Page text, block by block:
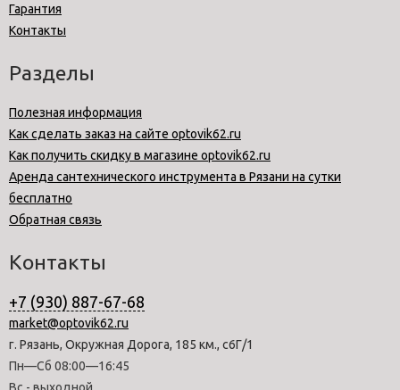
Гарантия
Контакты
Разделы
Полезная информация
Как сделать заказ на сайте optovik62.ru
Как получить скидку в магазине optovik62.ru
Аренда сантехнического инструмента в Рязани на сутки
бесплатно
Обратная связь
Контакты
+7 (930) 887-67-68
market@optovik62.ru
г. Рязань, Окружная Дорога, 185 км., с6Г/1
Пн—Сб 08:00—16:45